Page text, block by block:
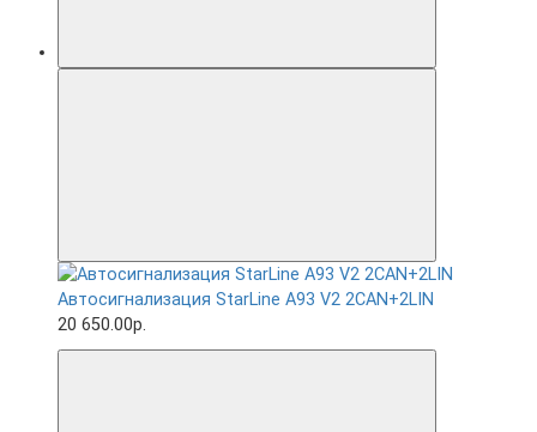
Автосигнализация StarLine A93 V2 2CAN+2LIN
20 650.00р.